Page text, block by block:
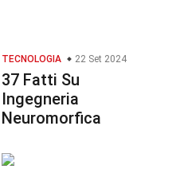
TECNOLOGIA 22 Set 2024
37 Fatti Su
Ingegneria
Neuromorfica